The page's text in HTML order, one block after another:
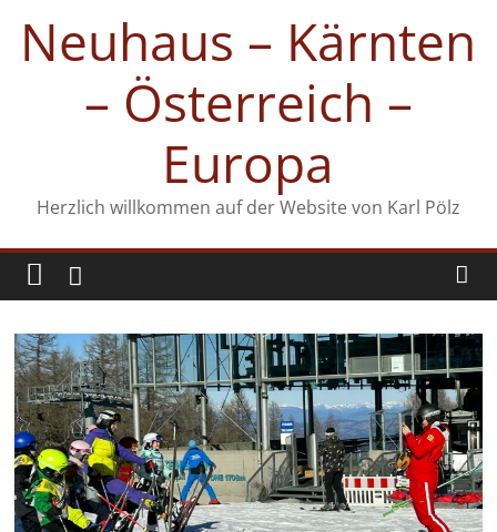
Inhalt
springen
Neuhaus – Kärnten
– Österreich –
Europa
Herzlich willkommen auf der Website von Karl Pölz